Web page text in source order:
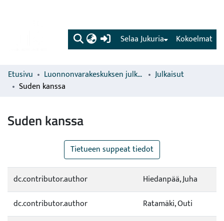
(current) Kokoelmat
Selaa Jukuria
Etusivu Luonnonvarakeskuksen julkaisut
Julkaisut
Suden kanssa
Suden kanssa
Tietueen suppeat tiedot
dc.contributor.author
Hiedanpää, Juha
dc.contributor.author
Ratamäki, Outi